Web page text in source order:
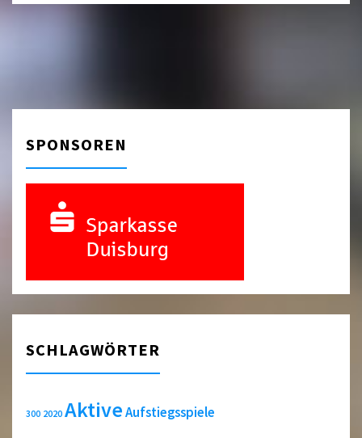
SPONSOREN
SCHLAGWÖRTER
300 2020 AktiveAufstiegsspiele